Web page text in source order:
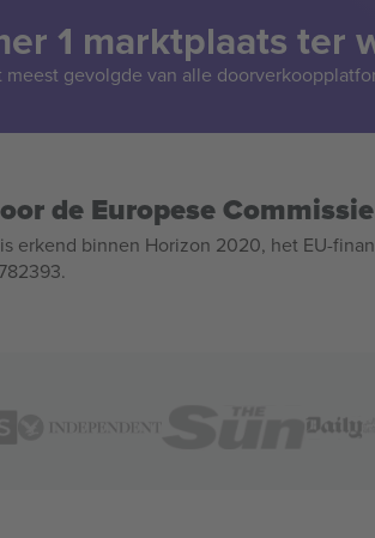
1 marktplaats ter
gevolgde van alle
de Europese Commissie
erkend binnen Horizon 2020, het EU-